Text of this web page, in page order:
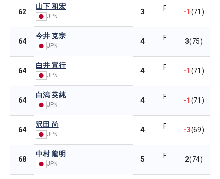
62
山下 和宏
JPN 3 F -1(71)
64
今井 克宗
JPN 4 F 3(75)
64
白井 宣行
JPN 4 F -1(71)
64
白潟 英純
JPN 4 F -1(71)
64
沢田 尚
JPN 4 F -3(69)
68
中村 龍明
JPN 5 F 2(74)